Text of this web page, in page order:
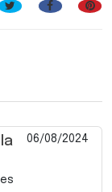
06/08/2024